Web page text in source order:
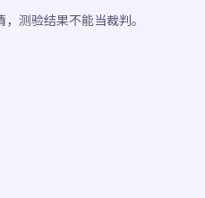
测验结果不能当裁判。